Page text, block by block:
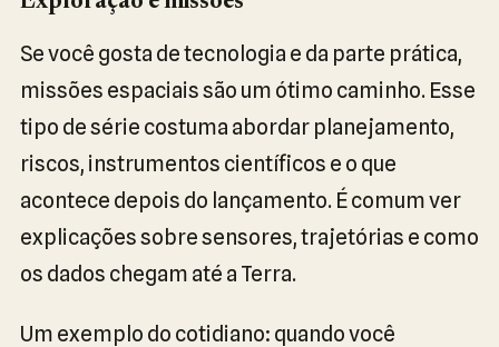
Se você gosta de tecnologia e da parte prática,
missões espaciais são um ótimo caminho. Esse
tipo de série costuma abordar planejamento,
riscos, instrumentos científicos e o que
acontece depois do lançamento. É comum ver
explicações sobre sensores, trajetórias e como
os dados chegam até a Terra.
Um exemplo do cotidiano: quando você